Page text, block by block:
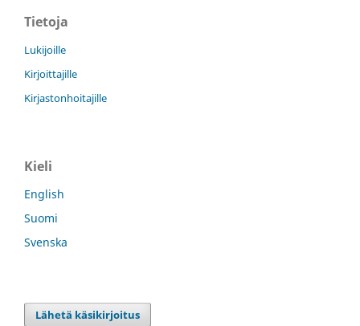
Tietoja
Lukijoille
Kirjoittajille
Kirjastonhoitajille
Kieli
English
Suomi
Svenska
Lähetä käsikirjoitus